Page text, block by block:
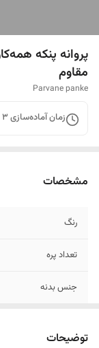
مقاوم
Parvane panke
زمان آماده‌سازی 3
مشخصات
رنگ
تعداد پره
جنس بدنه
توضیحات